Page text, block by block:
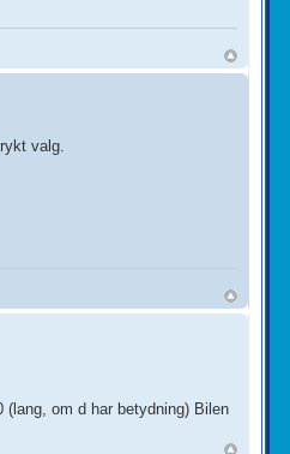
valg.
om d har betydning) Bilen